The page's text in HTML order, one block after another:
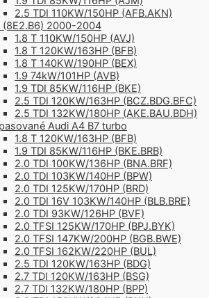
2.5 TDI 110KW/150HP (AFB.AKN)
(8E2.B6) 2000-2004
1.8 T 110KW/150HP (AVJ)
1.8 T 120KW/163HP (BFB)
1.8 T 140KW/190HP (BEX)
1.9 74kW/101HP (AVB)
1.9 TDI 85KW/116HP (BKE)
2.5 TDI 120KW/163HP (BCZ.BDG.BFC)
2.5 TDI 132KW/180HP (AKE.BAU.BDH)
Audi A4 B7 turbo
1.8 T 120KW/163HP (BFB)
1.9 TDI 85KW/116HP (BKE.BRB)
2.0 TDI 100KW/136HP (BNA.BRF)
2.0 TDI 103KW/140HP (BPW)
2.0 TDI 125KW/170HP (BRD)
2.0 TDI 16V 103KW/140HP (BLB.BRE)
2.0 TDI 93KW/126HP (BVF)
2.0 TFSI 125KW/170HP (BPJ.BYK)
2.0 TFSI 147KW/200HP (BGB.BWE)
2.0 TFSI 162KW/220HP (BUL)
2.5 TDI 120KW/163HP (BDG)
2.7 TDI 120KW/163HP (BSG)
2.7 TDI 132KW/180HP (BPP)